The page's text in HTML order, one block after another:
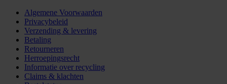
Algemene Voorwaarden
Privacybeleid
Verzending & levering
Betaling
Retourneren
Herroepingsrecht
Informatie over recycling
Claims & klachten